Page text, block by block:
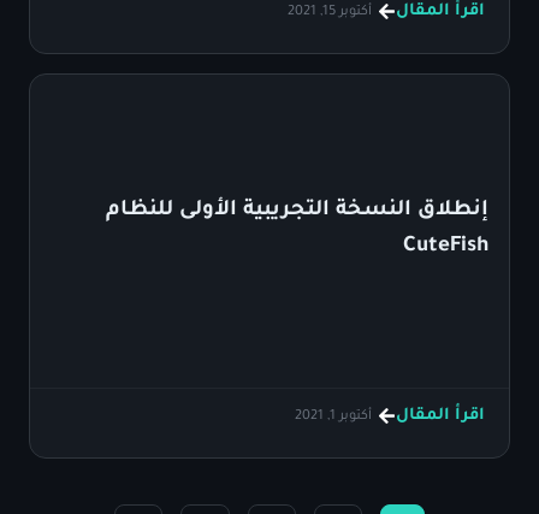
اقرأ المقال أكتوبر 15, 2021
إنطلاق النسخة التجريبية الأولى للنظام
CuteFish
اقرأ المقال أكتوبر 1, 2021